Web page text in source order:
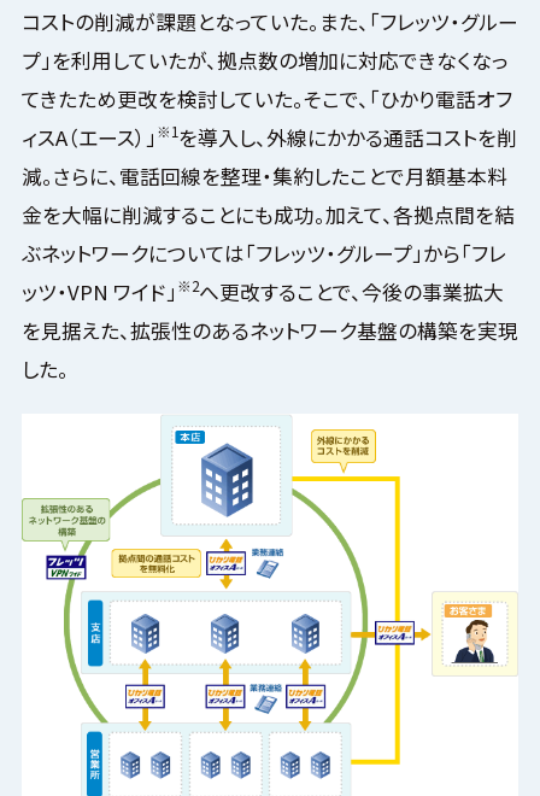
コストの削減が課題となっていた。また、「フレッツ・グルー
プ」を利用していたが、拠点数の増加に対応できなくなっ
てきたため更改を検討していた。そこで、「ひかり電話オフ
ィスA（エース）」 ※1を導入し、外線にかかる通話コストを削
減。さらに、電話回線を整理・集約したことで月額基本料
金を大幅に削減することにも成功。加えて、各拠点間を結
ぶネットワークについては「フレッツ・グループ」から「フレ
ッツ・VPN ワイド」 ※2へ更改することで、今後の事業拡大
を見据えた、拡張性のあるネットワーク基盤の構築を実現
した。